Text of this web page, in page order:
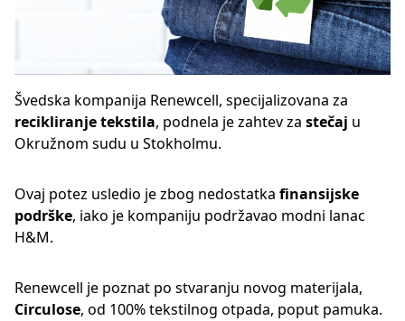
Švedska kompanija Renewcell, specijalizovana za
recikliranje tekstila, podnela je zahtev za stečaj u
Okružnom sudu u Stokholmu.
Ovaj potez usledio je zbog nedostatka finansijske
podrške, iako je kompaniju podržavao modni lanac
H&M.
Renewcell je poznat po stvaranju novog materijala,
Circulose, od 100% tekstilnog otpada, poput pamuka.